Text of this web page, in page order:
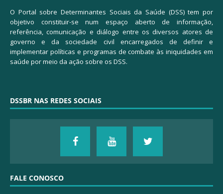
O Portal sobre Determinantes Sociais da Saúde (DSS) tem por
objetivo constituir-se num espaço aberto de informação,
referência, comunicação e diálogo entre os diversos atores de
governo e da sociedade civil encarregados de definir e
implementar políticas e programas de combate às iniquidades em
saúde por meio da ação sobre os DSS.
DSSBR NAS REDES SOCIAIS
FALE CONOSCO